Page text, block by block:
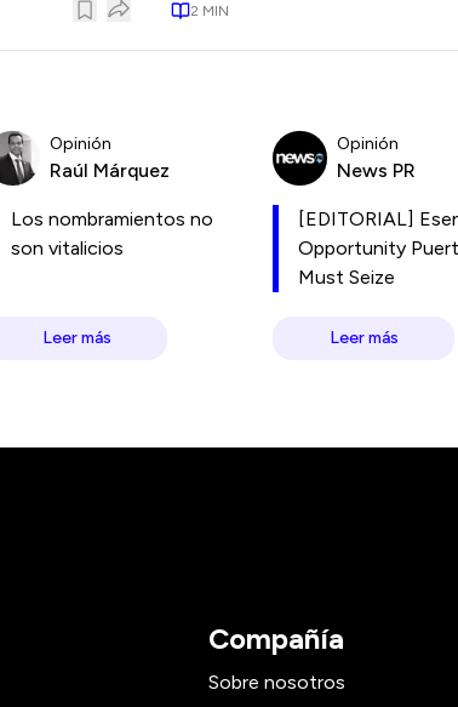
2 MIN
Opinión
Raúl Márquez
Los nombramientos no
son vitalicios
Leer más
Opinión
News PR
[EDITORIAL]
Opportunity
Must Seize
Leer más
Compañía
Sobre nosotros